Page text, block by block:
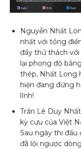
Nguyễn Nhất
nhất với tổng
đầy thử thách
lại phong độ
thép, Nhất Long
hiện đang đứng
lĩnh!
Trần Lê Duy
kỳ cựu của Việt
Sau ngày thi đấu
đã lội ngược